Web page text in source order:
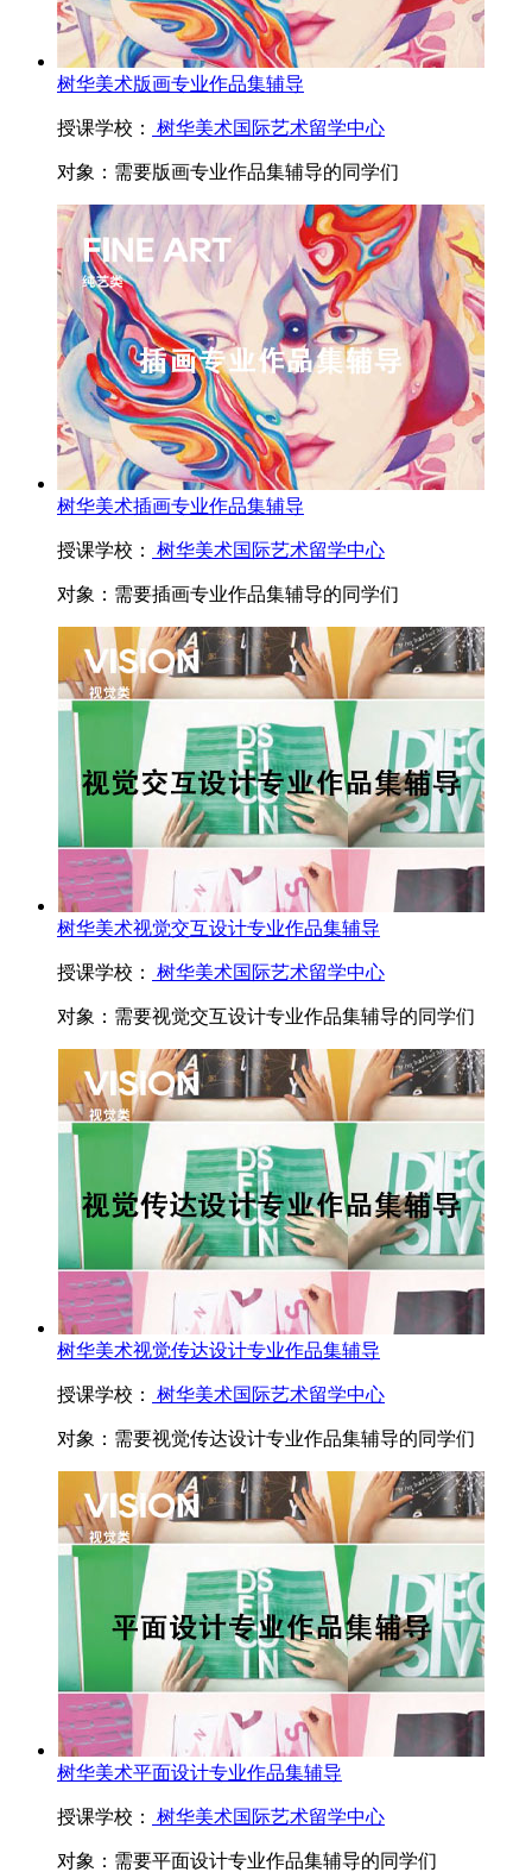
树华美术版画专业作品集辅导
授课学校： 树华美术国际艺术留学中心
对象： 需要版画专业作品集辅导的同学们
树华美术插画专业作品集辅导
授课学校： 树华美术国际艺术留学中心
对象： 需要插画专业作品集辅导的同学们
树华美术视觉交互设计专业作品集辅导
授课学校： 树华美术国际艺术留学中心
对象： 需要视觉交互设计专业作品集辅导的同学们
树华美术视觉传达设计专业作品集辅导
授课学校： 树华美术国际艺术留学中心
对象： 需要视觉传达设计专业作品集辅导的同学们
树华美术平面设计专业作品集辅导
授课学校： 树华美术国际艺术留学中心
对象： 需要平面设计专业作品集辅导的同学们